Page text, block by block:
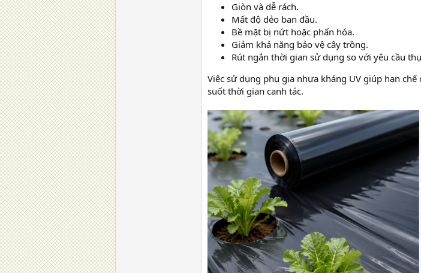
Giòn và dễ rách.
Mất độ dẻo ban đầu.
Bề mặt bị nứt hoặc phấn hóa.
Giảm khả năng bảo vệ cây trồng.
Rút ngắn thời gian sử dụng so với yêu cầu
Việc sử dụng phụ gia nhựa kháng UV giúp hạn
suốt thời gian canh tác.